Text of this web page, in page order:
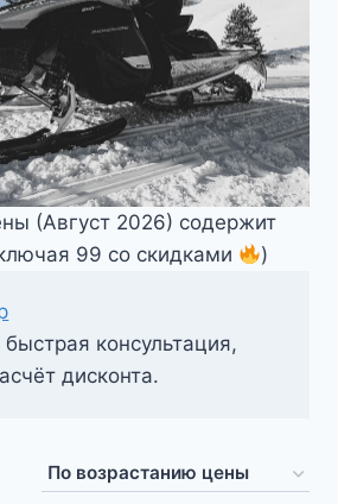
(Август 2026) содержит
99 со скидками
)
консультация,
дисконта.